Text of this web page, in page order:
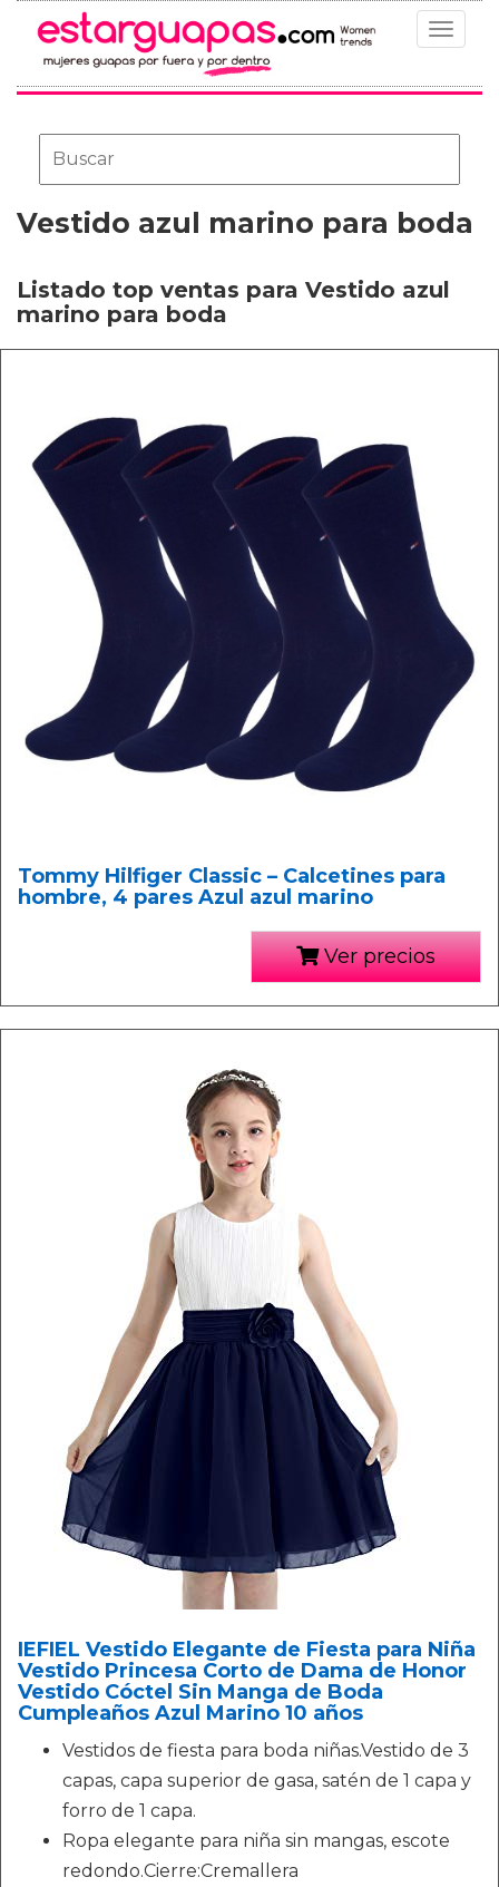
Toggle
Vestido azul marino para boda
Listado top ventas para Vestido azul
marino para boda
Tommy Hilfiger Classic – Calcetines para
hombre, 4 pares Azul azul marino
Ver precios
IEFIEL Vestido Elegante de Fiesta para Niña
Vestido Princesa Corto de Dama de Honor
Vestido Cóctel Sin Manga de Boda
Cumpleaños Azul Marino 10 años
Vestidos de fiesta para boda niñas.Vestido de 3
capas, capa superior de gasa, satén de 1 capa y
forro de 1 capa.
Ropa elegante para niña sin mangas, escote
redondo.Cierre:Cremallera